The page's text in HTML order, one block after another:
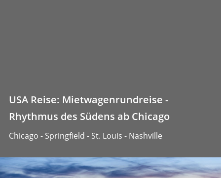
USA Reise: Mietwagenrundreise -
Rhythmus des Südens ab Chicago
Chicago - Springfield - St. Louis - Nashville